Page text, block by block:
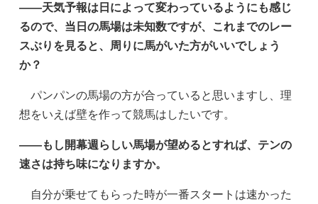
——天気予報は日によって変わっているようにも感じ
るので、当日の馬場は未知数ですが、これまでのレー
スぶりを見ると、周りに馬がいた方がいいでしょう
か？
パンパンの馬場の方が合っていると思いますし、理
想をいえば壁を作って競馬はしたいです。
——もし開幕週らしい馬場が望めるとすれば、テンの
速さは持ち味になりますか。
自分が乗せてもらった時が一番スタートは速かった